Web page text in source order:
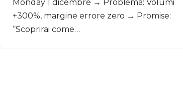
Monday 1 dicembre → Problema: Volumi
+300%, margine errore zero → Promise:
“Scoprirai come…